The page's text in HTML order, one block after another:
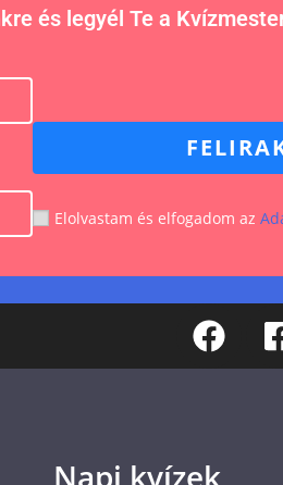
és legyél Te a
Elolvastam és elfogadom az
Napi kvízek